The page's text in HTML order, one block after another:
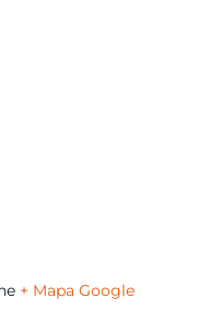
+ Mapa Google